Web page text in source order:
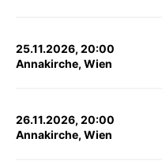
25.11.2026, 20:00
Annakirche, Wien
26.11.2026, 20:00
Annakirche, Wien